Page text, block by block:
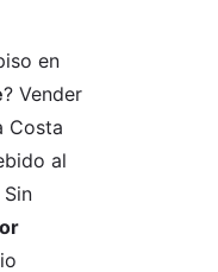
en
? Vender
Costa
al